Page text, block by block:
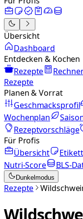
Übersicht
Dashboard
Entdecken & Kochen
Rezepte
Rezepte
Planen & Vorrat
Geschmacksprofil
Wochenplan
Rezeptvorschläge
Für Profis
Übersicht
Etikett
Nutri-Score
BLS-
Dunkelmodus
Rezepte